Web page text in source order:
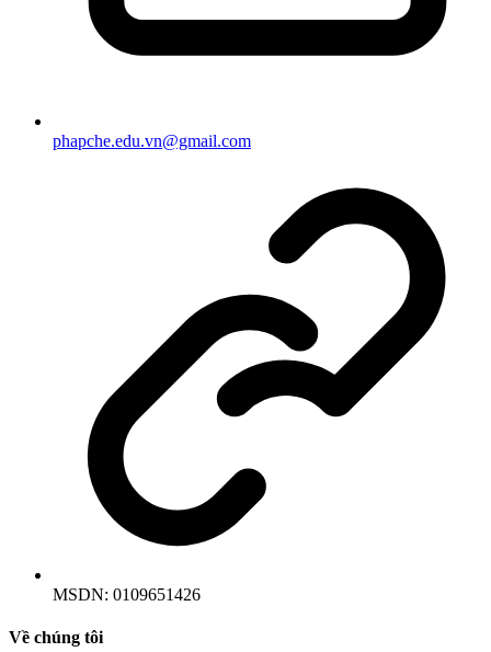
phapche.edu.vn@gmail.com
MSDN: 0109651426
Về chúng tôi